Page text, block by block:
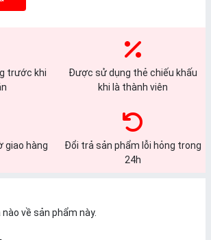
trước khi
Được sử dụng thẻ chiếu khấu
khi là thành viên
giao hàng
Đổi trả sản phẩm lỗi hỏng trong
24h
về sản phẩm này.